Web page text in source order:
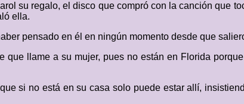
su regalo, el disco que compró con la canción que
ella.
pensado en él en ningún momento desde que
que llame a su mujer, pues no están en Florida
si no está en su casa solo puede estar allí,